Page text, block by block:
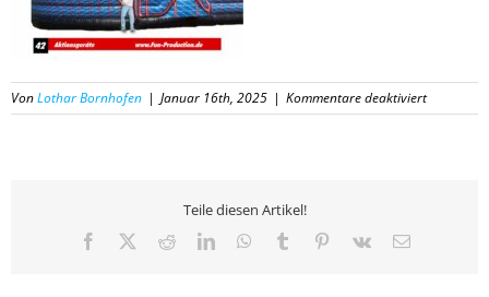
VonLothar Bornhofen | Januar 16th, 2025 | Kommentare deaktiviertfür
42
Teile diesen Artikel!
Facebook RedditLinkedInWhatsApp
Tumblr Pinterest
Vk
E-